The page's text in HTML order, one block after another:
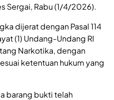
Sergai, Rabu (1/4/2026).
dijerat dengan Pasal 114
(1) Undang-Undang RI
Narkotika, dengan
ketentuan hukum yang
barang bukti telah